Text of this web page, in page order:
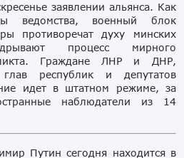
заявлении альянса. Как
ведомства, военный блок
противоречат духу минских
процесс мирного
Граждане ЛНР и ДНР,
республик и депутатов
идет в штатном режиме, за
наблюдатели из 14
Путин сегодня находится в